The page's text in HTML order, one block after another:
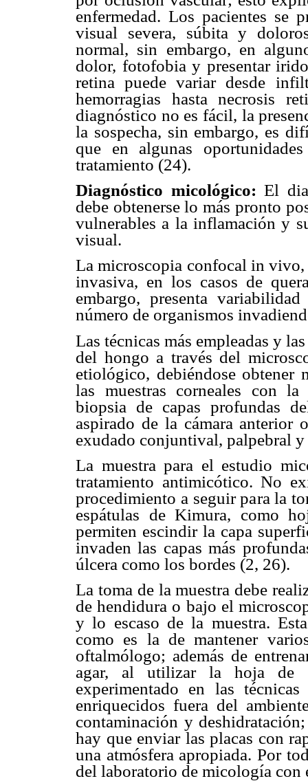
enfermedad. Los pacientes se
visual severa, súbita y
normal, sin embargo, en
dolor, fotofobia y presentar
retina puede variar desde
hemorragias hasta necrosis
diagnóstico no es fácil, la
la sospecha, sin embargo, es
que en algunas
tratamiento (24).
Diagnóstico micológico:El
debe obtenerse lo más pronto
vulnerables a la inflamación y
visual.
La microscopia confocal in vivo,
invasiva, en los casos de
embargo, presenta
número de organismos
Las técnicas más empleadas y
del hongo a través del
etiológico, debiéndose obtener
las muestras corneales con
biopsia de capas profundas
aspirado de la cámara
exudado conjuntival, palpebral
La muestra para el estudio
tratamiento antimicótico. No
procedimiento a seguir para la
espátulas de Kimura, como
permiten escindir la capa
invaden las capas más
úlcera como los bordes (2, 26).
La toma de la muestra debe
de hendidura o bajo el
y lo escaso de la muestra.
como es la de mantener
oftalmólogo; además de
agar, al utilizar la hoja de
experimentado en las
enriquecidos fuera del
contaminación y
hay que enviar las placas con
una atmósfera apropiada. Por
del laboratorio de micología